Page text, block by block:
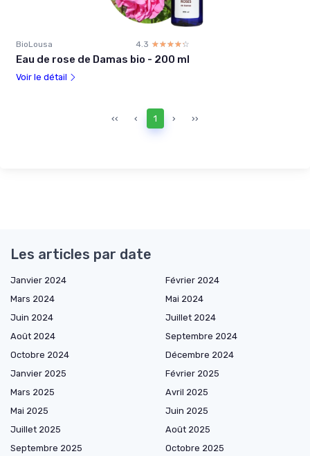
BioLousa 4.3 ☆☆☆☆☆
★★★★★
Eau de rose de Damas bio - 200 ml
Voir le détail
‹‹ ‹ 1 › ››
Les articles par date
Janvier 2024
Février 2024
Mars 2024
Mai 2024
Juin 2024
Juillet 2024
Août 2024
Septembre 2024
Octobre 2024
Décembre 2024
Janvier 2025
Février 2025
Mars 2025
Avril 2025
Mai 2025
Juin 2025
Juillet 2025
Août 2025
Septembre 2025
Octobre 2025